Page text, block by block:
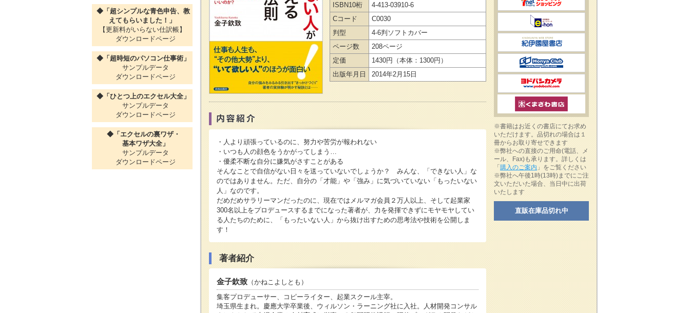
ISBN10桁
4-413-03910-6
Cコード
C0030
判型
4-6判ソフトカバー
ページ数
208ページ
定価
1430円
（本体：1300円）
出版年月日
2014年2月15日
・人より頑張っているのに、努力や苦労が報われない
・いつも人の顔色をうかがってしまう…
・優柔不断な自分に嫌気がさすことがある
そんなことで自信がない日々を送っていないでしょうか？ みんな、「できない人」な
のではありません。ただ、自分の「才能」や「強み」に気づいていない「もったいない
人」なのです。
だめだめサラリーマンだったのに、現在ではメルマガ会員２万人以上、そして起業家
300名以上をプロデュースするまでになった著者が、力を発揮できずにモヤモヤしてい
る人たちのために、「もったいない人」から抜け出すための思考法や技術を公開しま
す！
著者紹介
金子欽致 （かねこよしとも）
集客プロデューサー、コピーライター、起業スクール主宰。
埼玉県生まれ。慶應大学卒業後、ウィルソン・ラーニング社に入社。人材開発コンサル
※書籍はお近くの書店にてお求め
いただけます。品切れの場合は１
冊からお取り寄せできます
※弊社への直接のご用命(電話、メ
ール、Fax)も承ります。詳しくは
「 購入のご案内 」をご覧ください
※弊社へ午後1時(13時)までにご注
文いただいた場合、当日中に出荷
いたします
直販在庫品切れ中
◆「超シンプルな青色申告、教
えてもらいました！」
【更新料がいらない仕訳帳】
ダウンロードページ
◆「超時短のパソコン仕事術」
サンプルデータ
ダウンロードページ
◆「ひとつ上のエクセル大全」
サンプルデータ
ダウンロードページ
◆「エクセルの裏ワザ・
基本ワザ大全」
サンプルデータ
ダウンロードページ